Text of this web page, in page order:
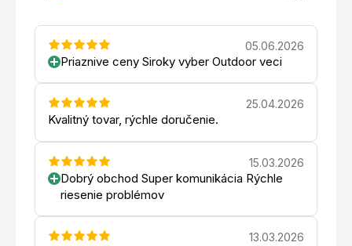
05.06.2026
Priaznive ceny Siroky vyber Outdoor veci
25.04.2026
Kvalitný tovar, rýchle doručenie.
15.03.2026
Dobrý obchod Super komunikácia Rýchle
riesenie problémov
13.03.2026